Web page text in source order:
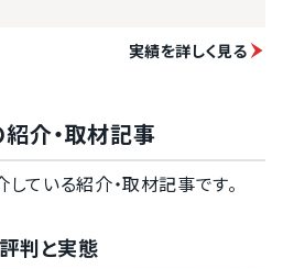
実績を詳しく見る
介・取材記事
ている紹介・取材記事です。
判と実態